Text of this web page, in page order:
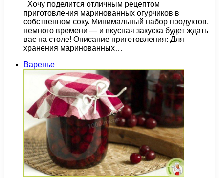
Хочу поделится отличным рецептом
приготовления маринованных огурчиков в
собственном соку. Минимальный набор продуктов,
немного времени — и вкусная закуска будет ждать
вас на столе! Описание приготовления: Для
хранения маринованных…
Варенье